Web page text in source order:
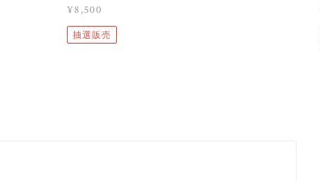
¥8,500
抽選販売